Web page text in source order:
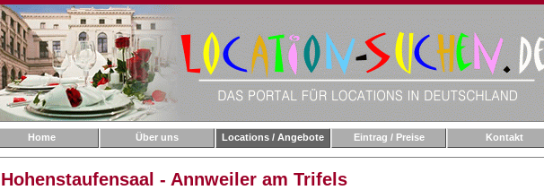
Home Über uns Locations / Angebote Eintrag / Preise Kontakt
Hohenstaufensaal - Annweiler am Trifels